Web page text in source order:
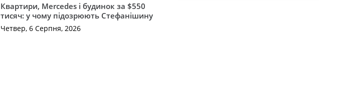
Квартири, Mercedes і будинок за $550
тисяч: у чому підозрюють Стефанішину
Четвер, 6 Серпня, 2026